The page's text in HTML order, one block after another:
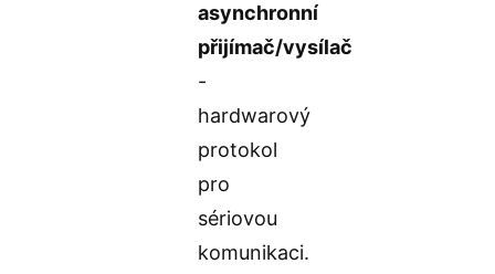
asynchronní
přijímač/vysílač
-
hardwarový
protokol
pro
sériovou
komunikaci.